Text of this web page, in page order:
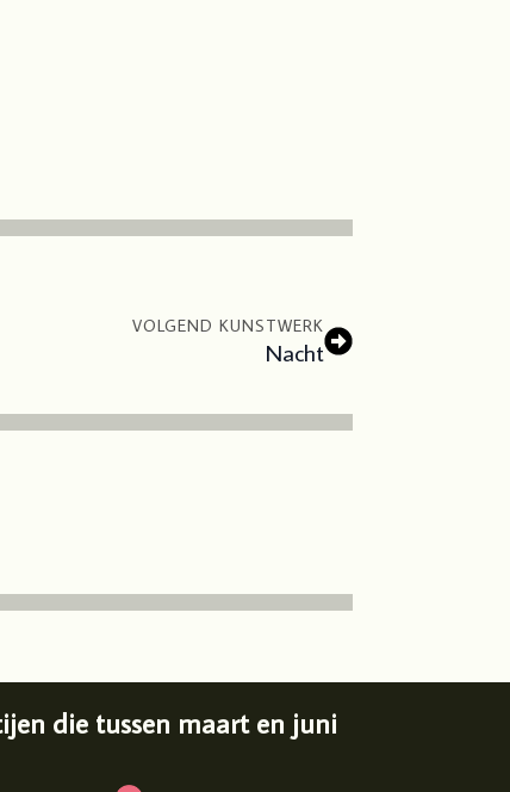
VOLGEND KUNSTWERK
Nacht
die tussen maart en juni